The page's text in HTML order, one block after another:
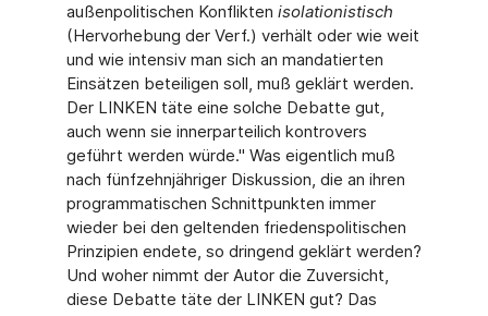
außenpolitischen Konflikten isolationistisch
(Hervorhebung der Verf.) verhält oder wie weit
und wie intensiv man sich an mandatierten
Einsätzen beteiligen soll, muß geklärt werden.
Der LINKEN täte eine solche Debatte gut,
auch wenn sie innerparteilich kontrovers
geführt werden würde." Was eigentlich muß
nach fünfzehnjähriger Diskussion, die an ihren
programmatischen Schnittpunkten immer
wieder bei den geltenden friedenspolitischen
Prinzipien endete, so dringend geklärt werden?
Und woher nimmt der Autor die Zuversicht,
diese Debatte täte der LINKEN gut? Das